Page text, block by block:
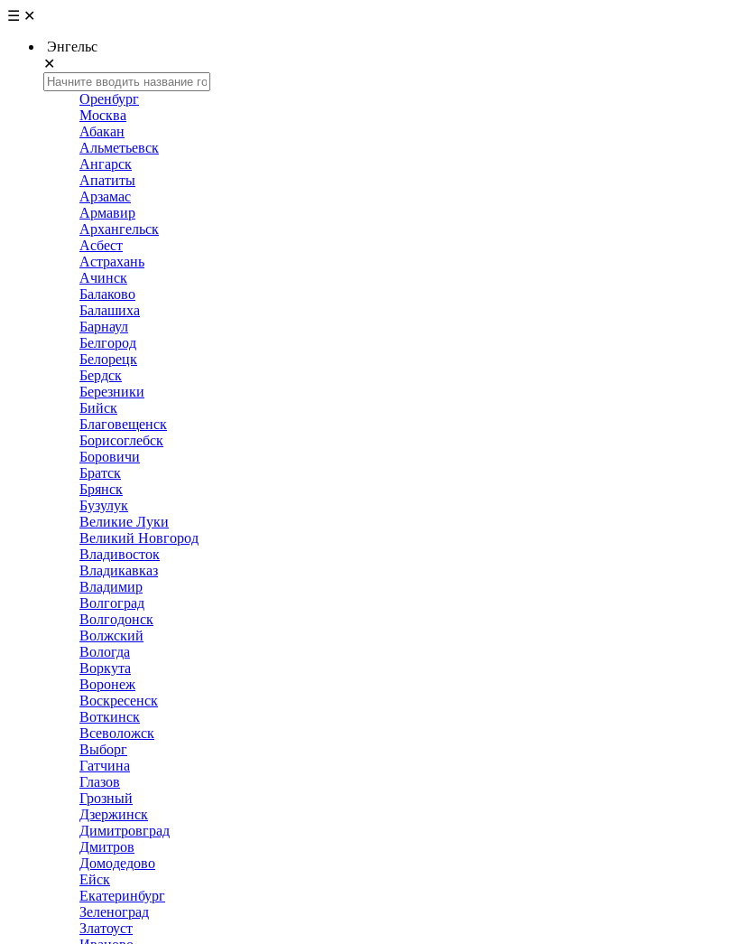
☰ ✕
Энгельс
✕
Оренбург
Москва
Абакан
Альметьевск
Ангарск
Апатиты
Арзамас
Армавир
Архангельск
Асбест
Астрахань
Ачинск
Балаково
Балашиха
Барнаул
Белгород
Белорецк
Бердск
Березники
Бийск
Благовещенск
Борисоглебск
Боровичи
Братск
Брянск
Бузулук
Великие Луки
Великий Новгород
Владивосток
Владикавказ
Владимир
Волгоград
Волгодонск
Волжский
Вологда
Воркута
Воронеж
Воскресенск
Воткинск
Всеволожск
Выборг
Гатчина
Глазов
Грозный
Дзержинск
Димитровград
Дмитров
Домодедово
Ейск
Екатеринбург
Зеленоград
Златоуст